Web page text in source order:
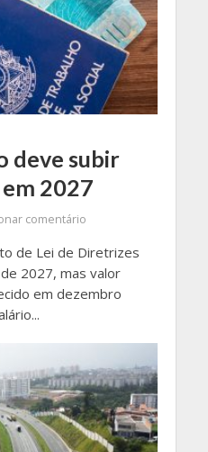
deve subir
2027
comentário
de Lei de Diretrizes
2027, mas valor
em dezembro